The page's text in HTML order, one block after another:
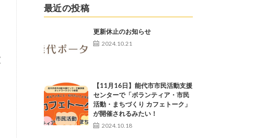
最近の投稿
更新休止のお知らせ
2024.10.21
【11月16日】能代市市民活動支援
センターで「ボランティア・市民
活動・まちづくり カフェトーク」
が開催されるみたい！
2024.10.18